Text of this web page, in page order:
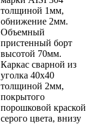
толщиной 1мм,
обнижение 2мм.
Объемный
пристенный борт
высотой 70мм.
Каркас сварной из
уголка 40х40
толщиной 2мм,
покрытого
порошковой краской
серого цвета, внизу